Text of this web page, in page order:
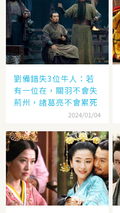
劉備錯失3位牛人：若
有一位在，關羽不會失
荊州，諸葛亮不會累死
2024/01/04